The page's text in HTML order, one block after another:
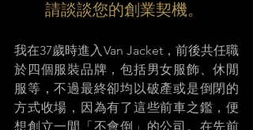
請談談您的創業契機。
我在37歲時進入Van Jacket，前後共任職
於四個服裝品牌，包括男女服飾、休閒
服等，不過最終卻均以破產或是倒閉的
方式收場，因為有了這些前車之鑑，便
想創立一間「不會倒」的公司。在先前